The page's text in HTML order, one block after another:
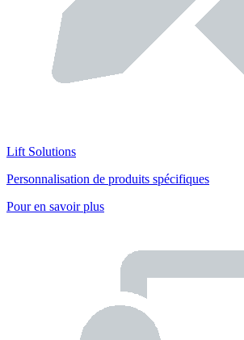
Lift Solutions
Personnalisation de produits spécifiques
Pour en savoir plus